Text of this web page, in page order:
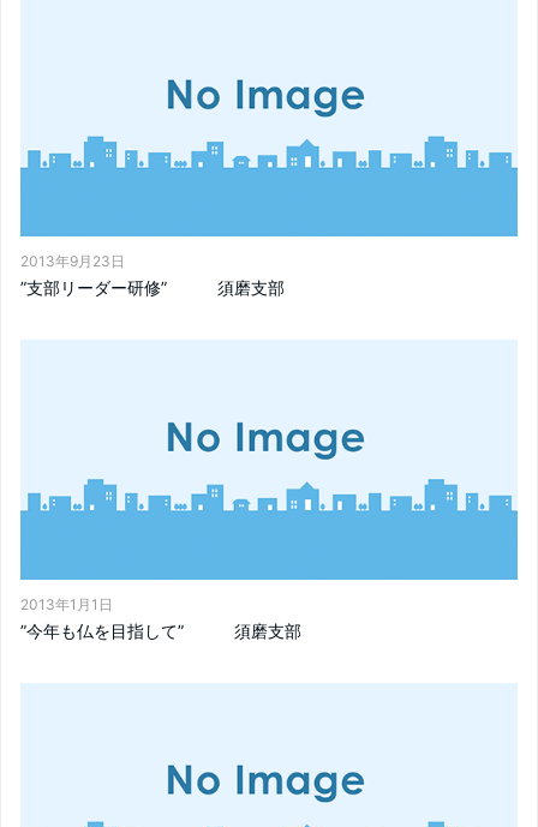
2013年9月23日
”支部リーダー研修” 須磨支部
2013年1月1日
”今年も仏を目指して” 須磨支部